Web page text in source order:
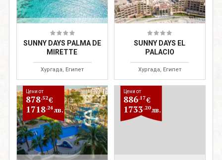
SUNNY DAYS PALMA DE
MIRETTE
Хургада, Египет
SUNNY DAYS EL
PALACIO
Хургада, Египет
Цени от
878.52€
1718.24лв.
Цени от
886.17€
1733.20лв.